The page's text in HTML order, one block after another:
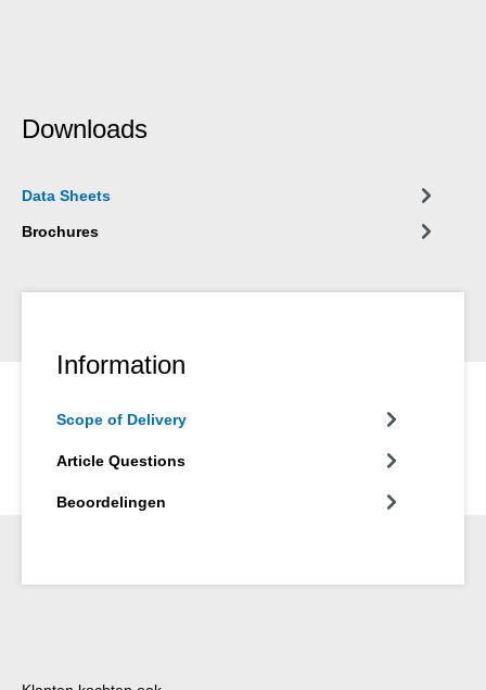
Downloads
Data Sheets
Brochures
Information
Scope of Delivery
Article Questions
Beoordelingen